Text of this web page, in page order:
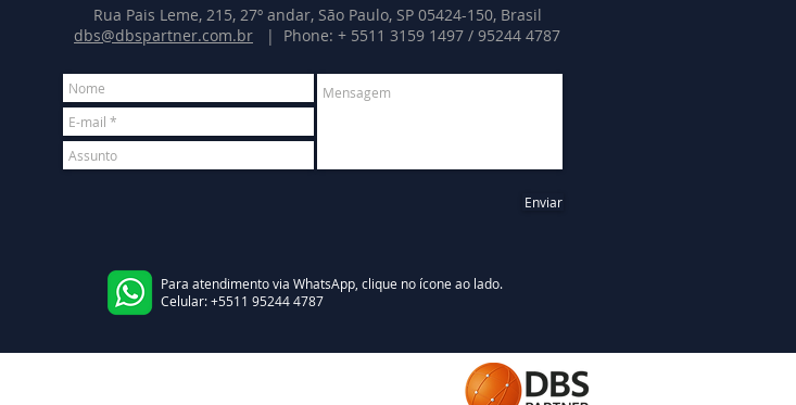
Rua Pais Leme, 215, 27º andar, São Paulo, SP 05424-150, Brasil
dbs@dbspartner.com.br | Phone: + 5511 3159 1497 / 95244 4787
Enviar
Para atendimento via WhatsApp, clique no ícone ao lado.
Celular:+5511 95244 4787